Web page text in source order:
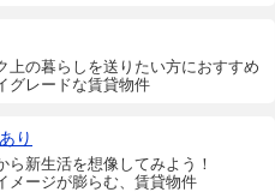
上の暮らしを送りたい方におすすめ
グレードな賃貸物件
り
ら新生活を想像してみよう！
メージが膨らむ、賃貸物件